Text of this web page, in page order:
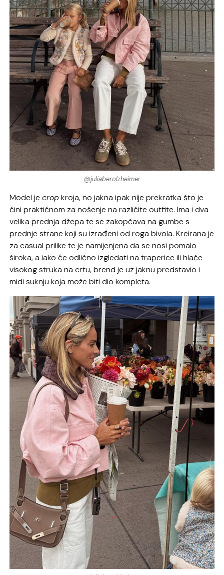
@juliaberolzheimer
Model jecrop kroja, no jakna ipak nije prekratka što je
čini praktičnom za nošenje na različite outfite. Ima i dva
velika prednja džepa te se zakopčava na gumbe s
prednje strane koji su izrađeni od roga bivola. Kreirana je
za casual prilike te je namijenjena da se nosi pomalo
široka, a iako će odlično izgledati na traperice ili hlače
visokog struka na crtu, brend je uz jaknu predstavio i
midi suknju koja može biti dio kompleta.